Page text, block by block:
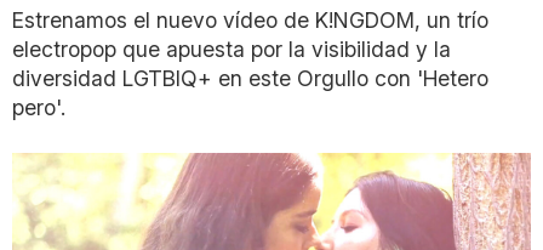
Estrenamos el nuevo vídeo de K!NGDOM, un trío
electropop que apuesta por la visibilidad y la
diversidad LGTBIQ+ en este Orgullo con 'Hetero
pero'.